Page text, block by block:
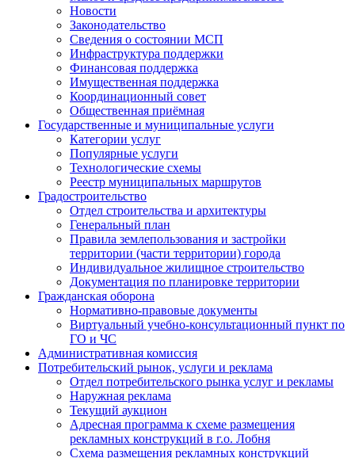
Новости
Законодательство
Сведения о состоянии МСП
Инфраструктура поддержки
Финансовая поддержка
Имущественная поддержка
Координационный совет
Общественная приёмная
Государственные и муниципальные услуги
Категории услуг
Популярные услуги
Технологические схемы
Реестр муниципальных маршрутов
Градостроительство
Отдел строительства и архитектуры
Генеральный план
Правила землепользования и застройки
территории (части территории) города
Индивидуальное жилищное строительство
Документация по планировке территории
Гражданская оборона
Н​ормативно-правовые документы
Виртуальный учебно-консультационный пункт по
ГО и ЧС
Административная комиссия
Потребительский рынок, услуги и реклама
Отдел потребительского рынка услуг и рекламы
Наружная реклама
Текущий аукцион
Адресная программа к схеме размещения
рекламных конструкций в г.о. Лобня
Схема размещения рекламных конструкций